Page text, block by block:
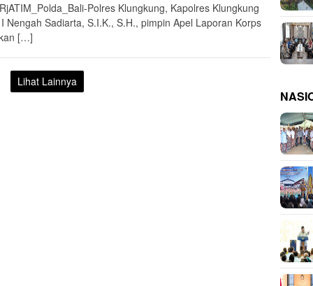
Polres Klungkung, Kapolres Klungkung
Nengah Sadiarta, S.I.K., S.H., pimpin Apel Laporan Korps
[…]
Lihat Lainnya